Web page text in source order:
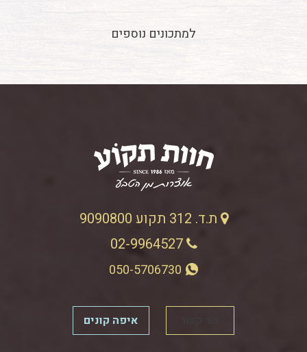
למתכונים נוספים
ת.ד. 312 תקוע 9090800
02-9964527
איפה קונים